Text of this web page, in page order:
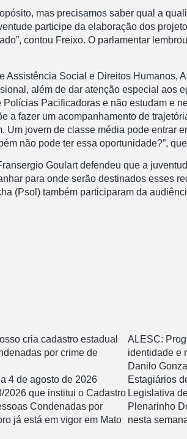
mas precisamos saber qual a
participe da elaboração dos
contou Freixo. O parlamentar
Social e Direitos Humanos,
além de dar atenção especial
Pacificadoras e não estudam e
a fazer um acompanhamento de
Um jovem de classe média pode entrar
não pode ter essa oportunidade?”,
Goulart defendeu que a
para onde serão destinados esses
(Psol) também participaram da
cria cadastro estadual
por crime de
4 de agosto de 2026
2026 que institui o Cadastro
Condenadas por
já está em vigor em Mato
ALESC:
identidade e
Danilo
Estagiários
Legislativa
Plenarinho
nesta